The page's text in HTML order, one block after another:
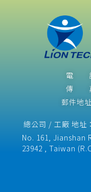
電 話
傳 真
郵件地
總公司 / 工廠 地址
No. 161, Jianshan
23942 , Taiwan